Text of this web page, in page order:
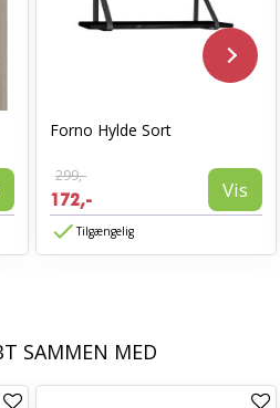
Forno Hylde Sort
299,-
172,- Vis
Tilgængelig
SAMMEN MED